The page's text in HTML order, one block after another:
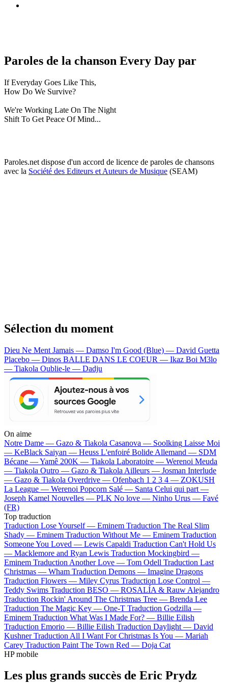
Paroles de la chanson Every Day par
If Everyday Goes Like This,
How Do We Survive?
We're Working Late On The Night
Shift To Get Peace Of Mind...
Paroles.net dispose d'un accord de licence de paroles de chansons
avec la Société des Editeurs et Auteurs de Musique (SEAM)
Sélection du moment
Dieu Ne Ment Jamais — Damso I'm Good (Blue) — David Guetta
Placebo — Dinos BALLE DANS LE COEUR — Ikaz Boi M3lo
— Tiakola Oublie-le — Dadju
On aime
Notre Dame — Gazo & Tiakola Casanova — Soolking Laisse Moi
— KeBlack Saiyan — Heuss L'enfoiré Bolide Allemand — SDM
Bécane —Yamê 200K — Tiakola Laboratoire — Werenoi Meuda
— Tiakola Outro — Gazo & Tiakola Ailleurs — Josman Interlude
— Gazo & Tiakola Overdrive — Ofenbach 1 2 3 4 — ZOKUSH
La League — Werenoi Popcorn Salé — Santa Celui qui part —
Joseph Kamel Nouvelles — PLK No love — Ninho Urus — Favé
(FR)
Top traduction
Traduction Lose Yourself — Eminem Traduction The Real Slim
Shady — Eminem Traduction Without Me — Eminem Traduction
Someone You Loved — Lewis Capaldi Traduction Can't Hold Us
— Macklemore and Ryan Lewis Traduction Mockingbird —
Eminem Traduction Another Love — Tom Odell Traduction Last
Christmas — Wham Traduction Demons — Imagine Dragons
Traduction Flowers — Miley Cyrus Traduction Lose Control —
Teddy Swims Traduction BESO — ROSALÍA & Rauw Alejandro
Traduction Rockin' Around The Christmas Tree — Brenda Lee
Traduction The Magic Key — One-T Traduction Godzilla —
Eminem Traduction What Was I Made For? — Billie Eilish
Traduction Emorio — Billie Eilish Traduction Daylight — David
Kushner Traduction All I Want For Christmas Is You — Mariah
Carey Traduction Paint The Town Red — Doja Cat
HP mobile
Les plus grands succès de Eric Prydz